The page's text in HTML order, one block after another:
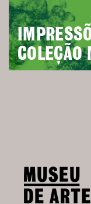
COLEÇÃO